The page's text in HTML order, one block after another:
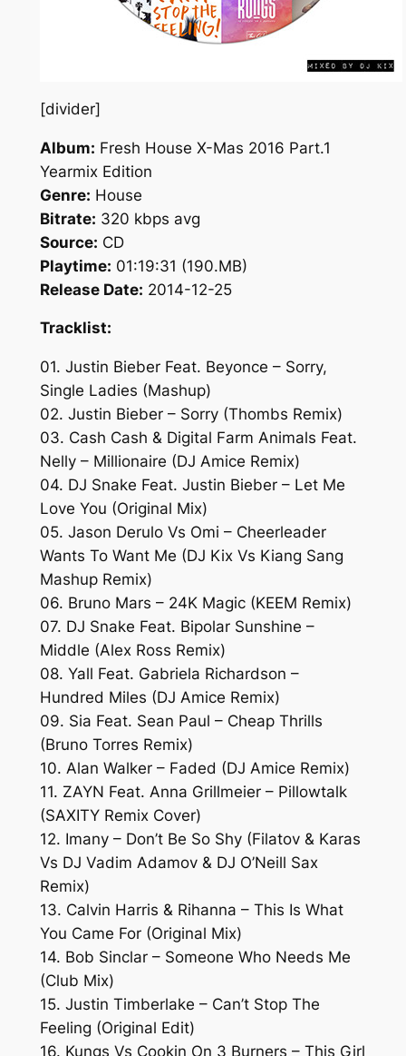
[divider]
Album: Fresh House X-Mas 2016 Part.1
Yearmix Edition
Genre: House
Bitrate: 320 kbps avg
Source: CD
Playtime: 01:19:31 (190.MB)
Release Date: 2014-12-25
Tracklist:
01. Justin Bieber Feat. Beyonce – Sorry,
Single Ladies (Mashup)
02. Justin Bieber – Sorry (Thombs Remix)
03. Cash Cash & Digital Farm Animals Feat.
Nelly – Millionaire (DJ Amice Remix)
04. DJ Snake Feat. Justin Bieber – Let Me
Love You (Original Mix)
05. Jason Derulo Vs Omi – Cheerleader
Wants To Want Me (DJ Kix Vs Kiang Sang
Mashup Remix)
06. Bruno Mars – 24K Magic (KEEM Remix)
07. DJ Snake Feat. Bipolar Sunshine –
Middle (Alex Ross Remix)
08. Yall Feat. Gabriela Richardson –
Hundred Miles (DJ Amice Remix)
09. Sia Feat. Sean Paul – Cheap Thrills
(Bruno Torres Remix)
10. Alan Walker – Faded (DJ Amice Remix)
11. ZAYN Feat. Anna Grillmeier – Pillowtalk
(SAXITY Remix Cover)
12. Imany – Don’t Be So Shy (Filatov & Karas
Vs DJ Vadim Adamov & DJ O’Neill Sax
Remix)
13. Calvin Harris & Rihanna – This Is What
You Came For (Original Mix)
14. Bob Sinclar – Someone Who Needs Me
(Club Mix)
15. Justin Timberlake – Can’t Stop The
Feeling (Original Edit)
16. Kungs Vs Cookin On 3 Burners – This Girl